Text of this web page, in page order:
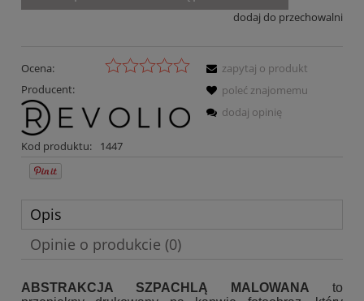
dodaj do przechowalni
Ocena:
Producent:
Kod produktu: 1447
zapytaj o produkt
poleć znajomemu
dodaj opinię
Opis
Opinie o produkcie (0)
ABSTRAKCJA SZPACHLĄ MALOWANA to